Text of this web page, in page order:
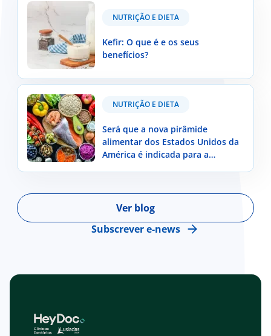
NUTRIÇÃO E DIETA
Kefir: O que é e os seus
benefícios?
NUTRIÇÃO E DIETA
Será que a nova pirâmide
alimentar dos Estados Unidos da
América é indicada para a
Será que a nova pirâmide alimentar dos Estados
Unidos da América é indicada para a população
portuguesa?
Subscrever e-news
Ver blog